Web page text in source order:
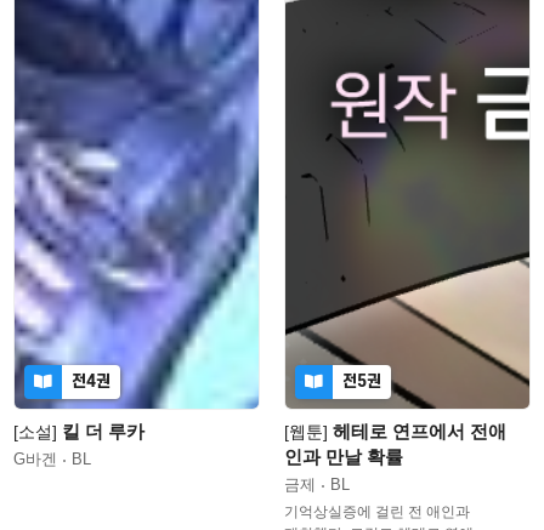
전4권
[소설] 킬 더 루카
G바겐 BL
전5권
[웹툰] 헤테로 연프에서 전애
인과 만날 확률
금제 BL
기억상실증에 걸린 전 애인과